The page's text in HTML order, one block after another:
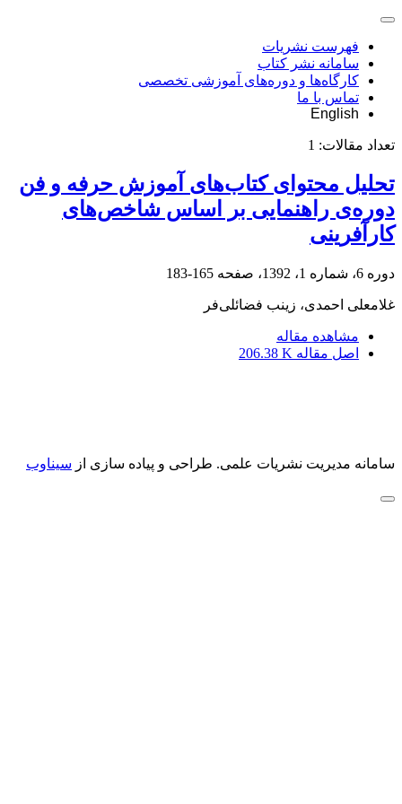
فهرست نشریات
سامانه نشر کتاب
کارگاه‌ها و دوره‌های آموزشی تخصصی
تماس با ما
English
تعداد مقالات: 1
تحلیل محتوای کتاب‌های آموزش حرفه و فن
دوره‌ی راهنمایی بر اساس شاخص‌های
کارآفرینی
دوره 6، شماره 1، 1392، صفحه 165-183
غلامعلی احمدی، زینب فضائلی‌فر
مشاهده مقاله
اصل مقاله 206.38 K
سامانه مدیریت نشریات علمی. طراحی و پیاده سازی از سیناوب